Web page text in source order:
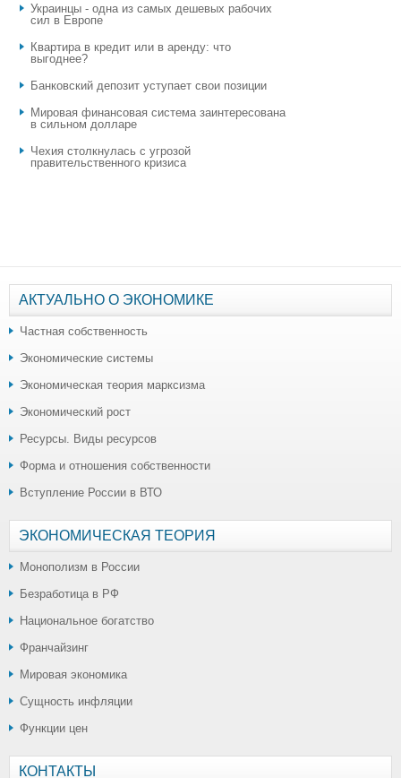
Украинцы - одна из самых дешевых рабочих
сил в Европе
Квартира в кредит или в аренду: что
выгоднее?
​Банковский депозит уступает свои позиции
Мировая финансовая система заинтересована
в сильном долларе
Чехия столкнулась с угрозой
правительственного кризиса
АКТУАЛЬНО О ЭКОНОМИКЕ
Частная собственность
Экономические системы
Экономическая теория марксизма
Экономический рост
Ресурсы. Виды ресурсов
Форма и отношения собственности
Вступление России в ВТО
ЭКОНОМИЧЕСКАЯ ТЕОРИЯ
Монополизм в России
Безработица в РФ
Национальное богатство
Франчайзинг
Мировая экономика
Сущность инфляции
Функции цен
КОНТАКТЫ